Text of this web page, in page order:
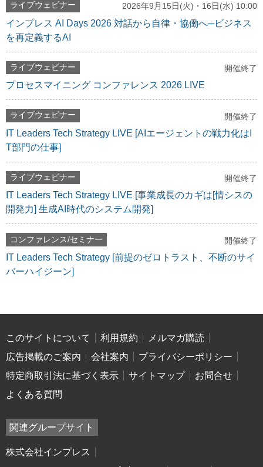
ライブウェビナー 2026年9月15日(火)・16日(水) 10:00
インプレス AI Days 2026 対話から自律・協働へ─ビジネス
を再定義するAI
ライブウェビナー 開催終了
プロセスマイニング コンファレンス 2026 LIVE
ライブウェビナー 開催終了
IT Leaders Tech Strategy LIVE [AIエージェントの戦力化はI
T部門の仕事]
ライブウェビナー 開催終了
IT Leaders Tech Strategy LIVE [事業成長のカギは[情シスの
開発力] 生成AI時代のシステム開発]
コンファレンス/セミナー 開催終了
IT Leaders Tech Strategy [前提のゼロトラスト、不断のサイ
バーハイジーン]
このサイトについて 利用規約
メルマガ購読
広告掲載のご案内
会社案内
プライバシーポリシー
特定商取引法に基づく表示
サイトマップ
お問合せ
よくある質問
関連グループサイト
株式会社インプレス